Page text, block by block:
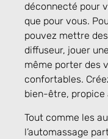
déconnecté pour
que pour vous.
pouvez mettre
diffuseur, jouer
même porter des
confortables.
bien-être, propice
Tout comme les
l’automassage